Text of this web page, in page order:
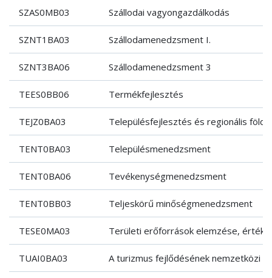
SZAS0MB03 Szállodai vagyongazdálkodás
SZNT1BA03 Szállodamenedzsment I.
SZNT3BA06 Szállodamenedzsment 3
TEES0BB06 Termékfejlesztés
TEJZ0BA03 Településfejlesztés és regionális
TENT0BA03 Településmenedzsment
TENT0BA06 Tevékenységmenedzsment
TENT0BB03 Teljeskörű minőségmenedzsment
TESE0MA03 Területi erőforrások elemzése,
TUAI0BA03 A turizmus fejlődésének nemzetközi